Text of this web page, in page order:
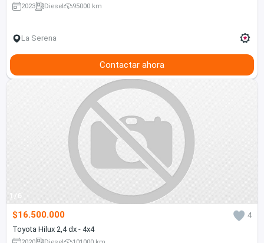
2023 Diesel 95000 km
La Serena
Contactar ahora
1/6
$16.500.000
4
Toyota Hilux 2,4 dx - 4x4